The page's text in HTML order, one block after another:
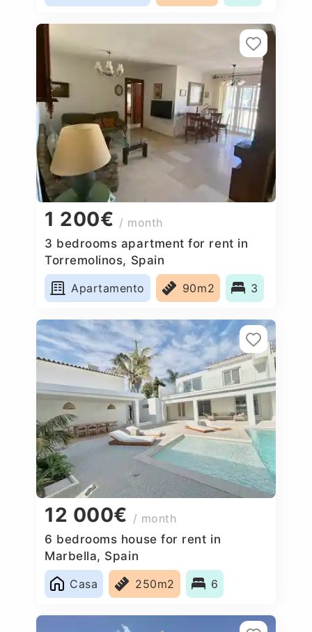
1 200€ / month
3 bedrooms apartment for rent in
Torremolinos, Spain
Apartamento
90m2 3
12 000€ / month
6 bedrooms house for rent in
Marbella, Spain
Casa
250m2 6